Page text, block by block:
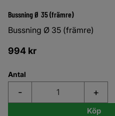
Bussning Ø 35 (främre)
Bussning Ø 35 (främre)
994 kr
Antal
+
-
Köp